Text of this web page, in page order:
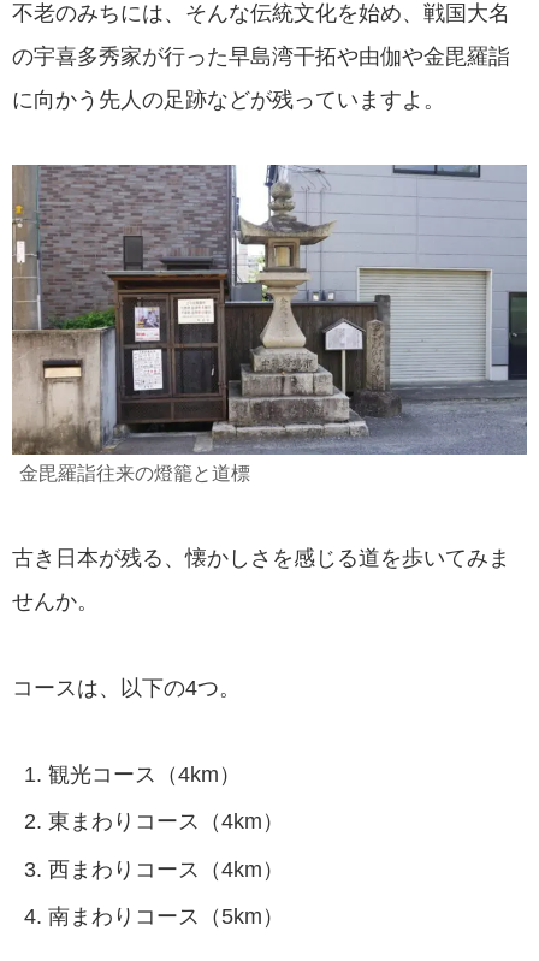
不老のみちには、そんな伝統文化を始め、戦国大名
の宇喜多秀家が行った早島湾干拓や由伽や金毘羅詣
に向かう先人の足跡などが残っていますよ。
金毘羅詣往来の燈籠と道標
古き日本が残る、懐かしさを感じる道を歩いてみま
せんか。
コースは、以下の4つ。
観光コース（4km）
東まわりコース（4km）
西まわりコース（4km）
南まわりコース（5km）